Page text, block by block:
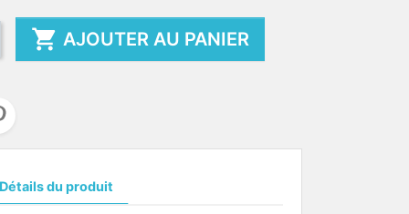
 AJOUTER AU PANIER
Détails du produit